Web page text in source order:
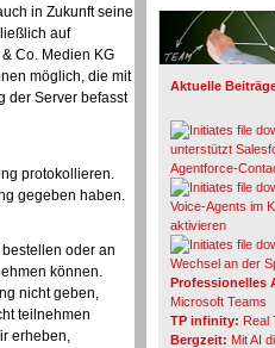
in Zukunft seine
auf
Co. Medien KG
möglich, die mit
der Server befasst
protokollieren.
gegeben haben.
oder an
können.
nicht geben,
teilnehmen
erheben,
Aktuelle
unterstützt
Agentforce-
Voice-Agents im
aktivieren
Wechsel an der
Professionelles
Microsoft Teams
TP infinity: Real
Bergzeit: Mit AI